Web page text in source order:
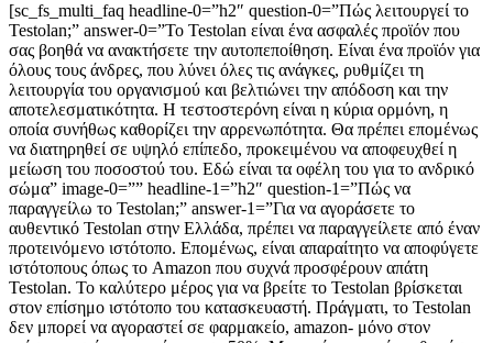
[sc_fs_multi_faq headline-0=”h2″ question-0=”Πώς λειτουργεί το
Testolan;” answer-0=”Το Testolan είναι ένα ασφαλές προϊόν που
σας βοηθά να ανακτήσετε την αυτοπεποίθηση. Είναι ένα προϊόν για
όλους τους άνδρες, που λύνει όλες τις ανάγκες, ρυθμίζει τη
λειτουργία του οργανισμού και βελτιώνει την απόδοση και την
αποτελεσματικότητα. Η τεστοστερόνη είναι η κύρια ορμόνη, η
οποία συνήθως καθορίζει την αρρενωπότητα. Θα πρέπει επομένως
να διατηρηθεί σε υψηλό επίπεδο, προκειμένου να αποφευχθεί η
μείωση του ποσοστού του. Εδώ είναι τα οφέλη του για το ανδρικό
σώμα” image-0=”” headline-1=”h2″ question-1=”Πώς να
παραγγείλω το Testolan;” answer-1=”Για να αγοράσετε το
αυθεντικό Testolan στην Ελλάδα, πρέπει να παραγγείλετε από έναν
προτεινόμενο ιστότοπο. Επομένως, είναι απαραίτητο να αποφύγετε
ιστότοπους όπως το Amazon που συχνά προσφέρουν απάτη
Testolan. Το καλύτερο μέρος για να βρείτε το Testolan βρίσκεται
στον επίσημο ιστότοπο του κατασκευαστή. Πράγματι, το Testolan
δεν μπορεί να αγοραστεί σε φαρμακείο, amazon- μόνο στον